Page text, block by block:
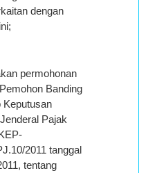
dengan
permohonan
Banding
Keputusan
Pajak
2011 tanggal
tentang